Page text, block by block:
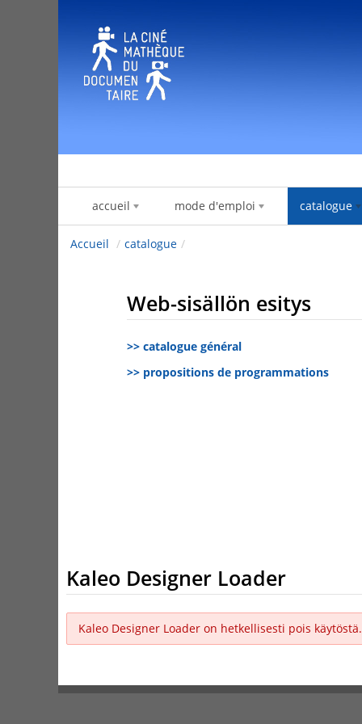
accueil mode d'emploi catalogue
Accueil / catalogue /
Web-sisällön esitys
>> catalogue général
>> propositions de programmations
Kaleo Designer Loader
Kaleo Designer Loader on hetkellisesti pois käytöstä.